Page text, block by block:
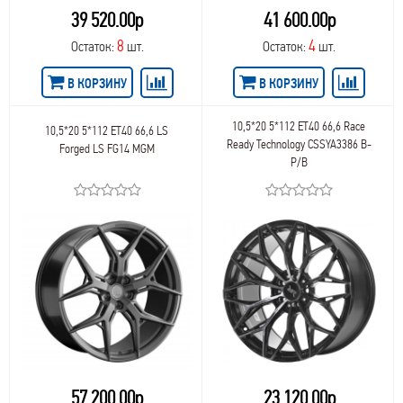
66
106
109,5
109
120
127
87,1
89,1
92,3
95,5
98,6
98,0
98,1
98
98,5
NW Replica BMW
NW Replica Ford
NW Replica Hyundai
NW Replica Kia
NW Replica Land Rover
NW Replica Mitsubishi
NW Replica Nissan
NW Replica Skoda
NW Replica Suzuki
NW Replica Toyota
NW Replica Volvo
NW Replica VW
NZ
OZ
OZ Racing
PDW
PremiumSeries
39 520.00р
Остаток: 8 шт.
В КОРЗИНУ
41 600.00р
Остаток:4шт.
В КОРЗИНУ
10,5*20 5*112 ET40 66,6 LS
Forged LS FG14 MGM
10,5*20 5*112 ET40 66,6 Race
Ready Technology CSSYA3386 B-
P/B